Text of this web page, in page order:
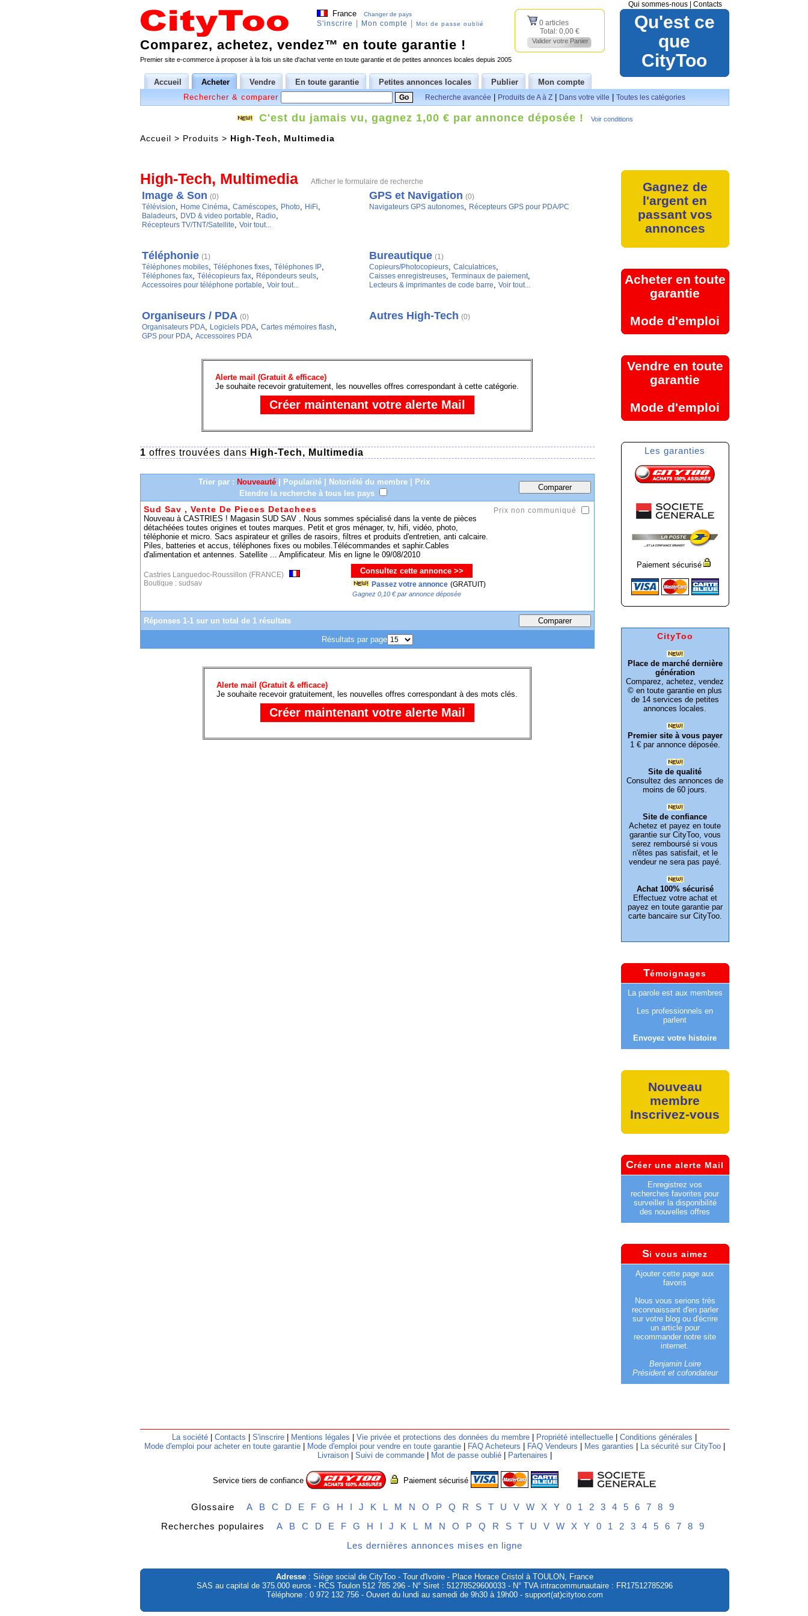
Qui sommes-nous| Contacts
France Changer de pays
S'inscrire Mon compte Mot de passe oublié
0 articles
Total: 0,00 €
Valider votre Panier
Qu'est ce
que
CityToo
Comparez, achetez, vendez™ en toute garantie !
Premier site e-commerce à proposer à la fois un site d'achat vente en toute garantie et de petites annonces locales depuis 2005
Accueil Acheter Vendre En toute garantie Petites annonces locales Publier
Mon compte
Rechercher & comparer
Recherche avancée Produits de A à Z Dans votre ville Toutes les catégories
C'est du jamais vu, gagnez 1,00 € par annonce déposée ! Voir conditions
Accueil > Produits > High-Tech, Multimedia
High-Tech, Multimedia Afficher le formulaire de recherche
Image & Son (0)
Télévision, Home Cinéma, Caméscopes, Photo, HiFi,
Baladeurs, DVD & video portable, Radio,
Récepteurs TV/TNT/Satellite, Voir tout...
GPS et Navigation (0)
Navigateurs GPS autonomes, Récepteurs GPS pour PDA/PC
Téléphonie (1)
Téléphones mobiles, Téléphones fixes, Téléphones IP,
Téléphones fax, Télécopieurs fax, Répondeurs seuls,
Accessoires pour téléphone portable, Voir tout...
Bureautique (1)
Copieurs/Photocopieurs, Calculatrices,
Caisses enregistreuses, Terminaux de paiement,
Lecteurs & imprimantes de code barre, Voir tout...
Organiseurs / PDA (0)
Organisateurs PDA, Logiciels PDA, Cartes mémoires flash,
GPS pour PDA, Accessoires PDA
Autres High-Tech (0)
Alerte mail (Gratuit & efficace)
Je souhaite recevoir gratuitement, les nouvelles offres correspondant à cette catégorie.
1 offres trouvées dans High-Tech, Multimedia
Trier par : Nouveauté| Popularité| Notoriété du membre|
Prix
Etendre la recherche à tous les pays
Sud Sav , Vente De Pieces Detachees
Nouveau à CASTRIES ! Magasin SUD SAV . Nous sommes spécialisé dans la vente de pièces
détachéées toutes origines et toutes marques. Petit et gros ménager, tv, hifi, vidéo, photo,
téléphonie et micro. Sacs aspirateur et grilles de rasoirs, filtres et produits d'entretien, anti calcaire.
Piles, batteries et accus, téléphones fixes ou mobiles.Télécommandes et saphir.Cables
d'alimentation et antennes. Satellite ... Amplificateur. Mis en ligne le 09/08/2010
Castries Languedoc-Roussillon (FRANCE)
Boutique : sudsav
Consultez cette annonce >>
Passez votre annonce (GRATUIT)
Gagnez 0,10 € par annonce déposée
Prix non communiqué
Réponses 1-1 sur un total de 1 résultats
Résultats par page
Alerte mail (Gratuit & efficace)
Je souhaite recevoir gratuitement, les nouvelles offres correspondant à des mots clés.
Gagnez de
l'argent en
passant vos
annonces
Acheter en toute
garantie
Mode d'emploi
Vendre en toute
garantie
Mode d'emploi
Les garanties
Paiement sécurisé
CityToo
Place de marché dernière
génération
Comparez, achetez, vendez
© en toute garantie en plus
de 14 services de petites
annonces locales.
Premier site à vous payer
1 € par annonce déposée.
Site de qualité
Consultez des annonces de
moins de 60 jours.
Site de confiance
Achetez et payez en toute
garantie sur CityToo, vous
serez remboursé si vous
n'êtes pas satisfait, et le
vendeur ne sera pas payé.
Achat 100% sécurisé
Effectuez votre achat et
payez en toute garantie par
carte bancaire sur CityToo.
Témoignages
La parole est aux membres
Les professionnels en
parlent
Envoyez votre histoire
Nouveau
membre
Inscrivez-vous
Créer une alerte Mail
Enregistrez vos
recherches favorites pour
surveiller la disponibilité
des nouvelles offres
Si vous aimez
Ajouter cette page aux
favoris
Nous vous serions très
reconnaissant d'en parler
sur votre blog ou d'écrire
un article pour
recommander notre site
internet.
Benjamin Loire
Président et cofondateur
La société Contacts S'inscrire Mentions légales Vie privée et protections des données du membre Propriété intellectuelle Conditions générales
Mode d'emploi pour acheter en toute garantie| Mode d'emploi pour vendre en toute garantie| FAQ Acheteurs FAQ Vendeurs Mes garanties La sécurité sur CityToo|
Livraison| Suivi de commande| Mot de passe oublié| Partenaires
Service tiers de confiance Paiement sécurisé
Glossaire A B C D E F G H I J K L M N O P Q R S T U V W X Y 0 1 2 3 4 5 6 7 8
9
Recherches populaires A B C D E F G H I J K L M N O P Q R S T U V W X Y 0 1 2 3 4 5 6 7 8
9
Les dernières annonces mises en ligne
Adresse: Siège social de CityToo - Tour d'Ivoire - Place Horace Cristol à TOULON, France
SAS au capital de 375.000 euros - RCS Toulon 512 785 296 - N° Siret : 51278529600033 - N° TVA intracommunautaire : FR17512785296
Téléphone : 0 972 132 756 - Ouvert du lundi au samedi de 9h30 à 19h00 - support(at)citytoo.com